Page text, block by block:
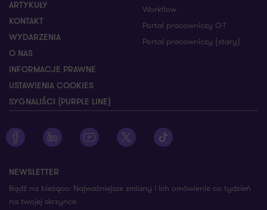
ARTYKUŁY
KONTAKT
WYDARZENIA
O NAS
INFORMACJE PRAWNE
USTAWIENIA COOKIES
SYGNALIŚCI (PURPLE LINE)
Workflow
Portal pracowniczy GT
Portal pracowniczy (stary)
Zobacz profil Grant Thornton na Facebooku
Zobacz profil Grant Thornton na LinkedIn
Zobacz profil Grant Thornton na YouTube
Zobacz profil Grant Thornton na X
Zobacz profil Grant
NEWSLETTER
Bądź na bieżąco: Najważniejsze zmiany i ich omówienie co tydzień
na twojej skrzynce